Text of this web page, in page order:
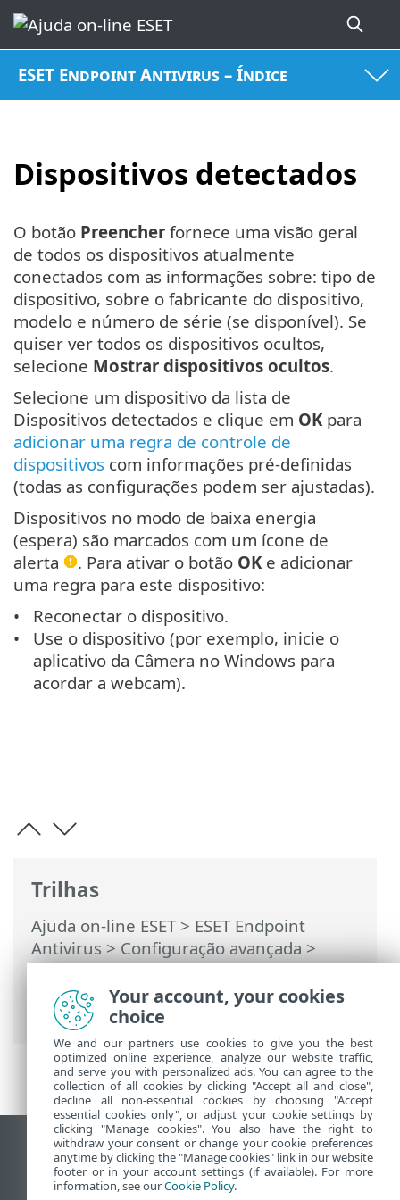
ESET Endpoint Antivirus – Índice
Dispositivos detectados
Trilhas
Ajuda on-line ESET> ESET Endpoint
Antivirus>Configuração avançada>
Proteções>Controle de dispositivos>
Editor de regras do controle de
dispositivos> Dispositivos detectados
O botão Preencher fornece uma visão geral
de todos os dispositivos atualmente
conectados com as informações sobre: tipo de
dispositivo, sobre o fabricante do dispositivo,
modelo e número de série (se disponível). Se
quiser ver todos os dispositivos ocultos,
selecione Mostrar dispositivos ocultos.
Selecione um dispositivo da lista de
Dispositivos detectados e clique em OKpara
adicionar uma regra de controle de
dispositivos com informações pré-definidas
(todas as configurações podem ser ajustadas).
Dispositivos no modo de baixa energia
(espera) são marcados com um ícone de
alerta
. Para ativar o botão OKe adicionar
uma regra para este dispositivo:
Reconectar o dispositivo.
Use o dispositivo (por exemplo, inicie o
aplicativo da Câmera no Windows para
acordar a webcam).
Ver site para desktop
End of Life
Your account, your cookies
choice
We and our partners use cookies to give you the best
optimized online experience, analyze our website traffic,
and serve you with personalized ads. You can agree to the
collection of all cookies by clicking "Accept all and close",
decline all non-essential cookies by choosing "Accept
essential cookies only", or adjust your cookie settings by
clicking "Manage cookies". You also have the right to
withdraw your consent or change your cookie preferences
anytime by clicking the "Manage cookies" link in our website
footer or in your account settings (if available). For more
information, see ourCookie Policy.